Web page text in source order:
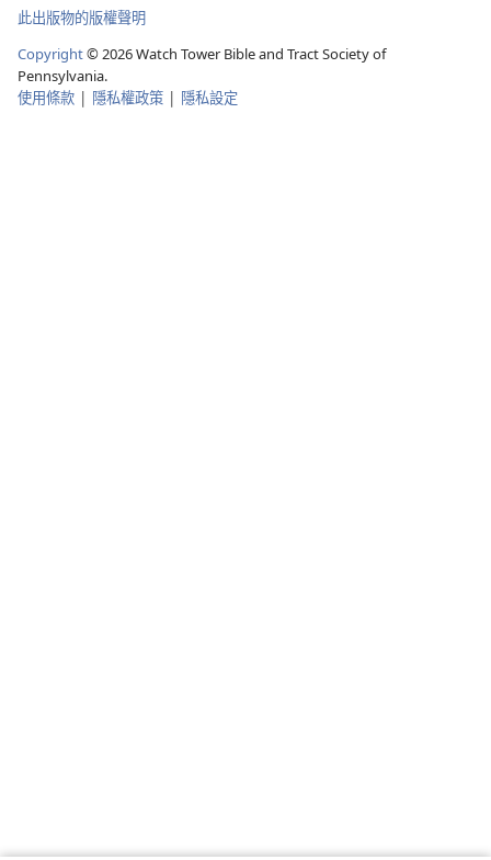
此出版物的版權聲明
Copyright© 2026Watch Tower Bible and Tract Society of
Pennsylvania.
使用條款 | 隱私權政策 | 隱私設定